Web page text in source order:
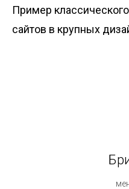
Пример
сайтов в крупных